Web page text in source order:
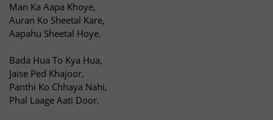
Man Ka Aapa Khoye,
Auran Ko Sheetal Kare,
Aapahu Sheetal Hoye.
Bada Hua To Kya Hua,
Jaise Ped Khajoor,
Panthi Ko Chhaya Nahi,
Phal Laage Aati Door.